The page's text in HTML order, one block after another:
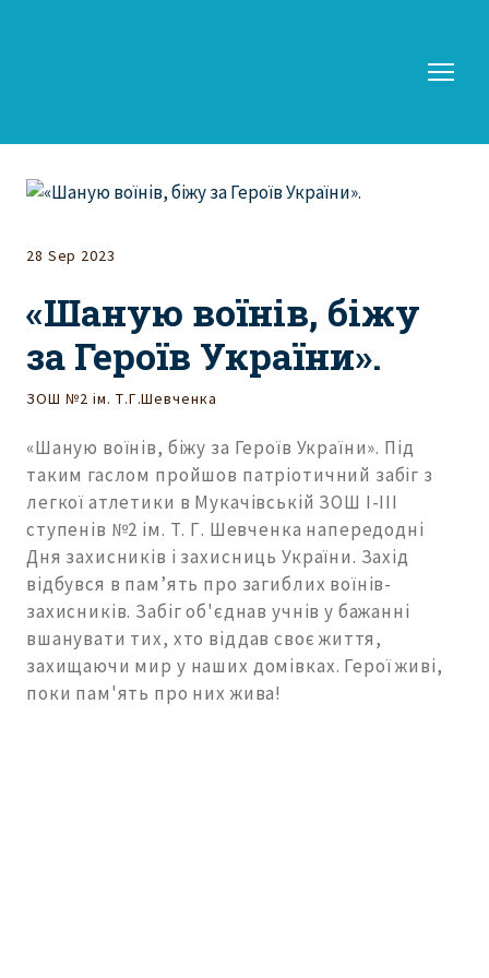
28 Sep 2023
«Шаную воїнів, біжу
за Героїв України».
ЗОШ №2 ім. Т.Г.Шевченка
«Шаную воїнів, біжу за Героїв України». Під
таким гаслом пройшов патріотичний забіг з
легкої атлетики в Мукачівській ЗОШ І-ІІІ
ступенів №2 ім. Т. Г. Шевченка напередодні
Дня захисників і захисниць України. Захід
відбувся в пам’ять про загиблих воїнів-
захисників. Забіг об'єднав учнів у бажанні
вшанувати тих, хто віддав своє життя,
захищаючи мир у наших домівках. Герої живі,
поки пам'ять про них жива!